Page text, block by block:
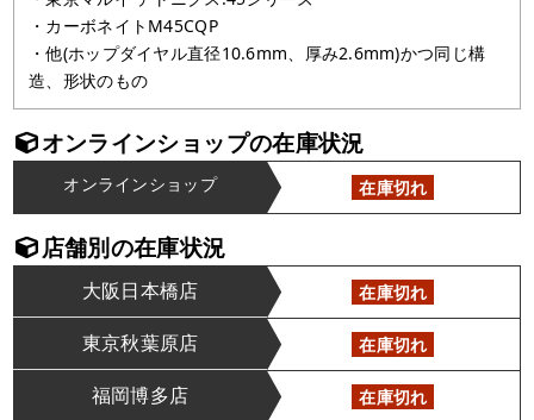
・カーボネイトM45CQP
・他(ホップダイヤル直径10.6mm、厚み2.6mm)かつ同じ構
造、形状のもの
オンラインショップの在庫状況
オンラインショップ 在庫切れ
店舗別の在庫状況
大阪日本橋店 在庫切れ
東京秋葉原店 在庫切れ
福岡博多店 在庫切れ